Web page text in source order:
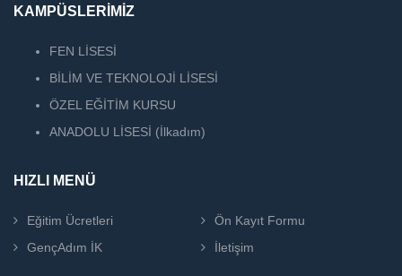
KAMPÜSLERİMİZ
FEN LİSESİ
BİLİM VE TEKNOLOJİ LİSESİ
ÖZEL EĞİTİM KURSU
ANADOLU LİSESİ (İlkadım)
HIZLI MENÜ
Eğitim Ücretleri
Ön Kayıt Formu
GençAdım İK
İletişim